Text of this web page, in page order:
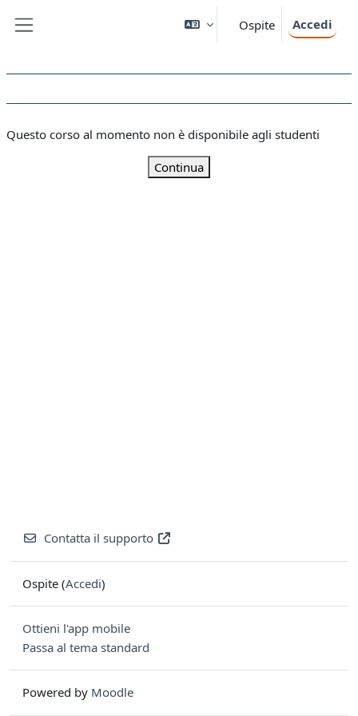
Ospite Accedi
Questo corso al momento non è disponibile agli studenti
Continua
Contatta il supporto
Ospite (Accedi)
Ottieni l'app mobile
Passa al tema standard
Powered by Moodle